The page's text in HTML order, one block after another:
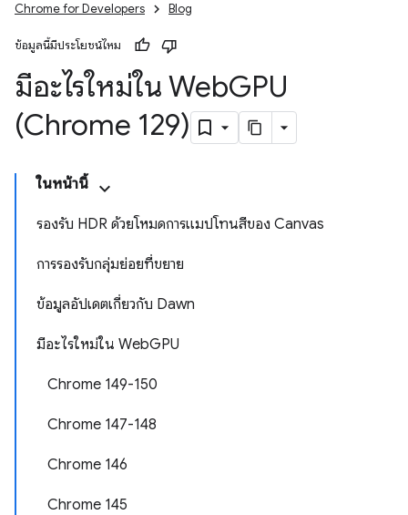
Chrome for Developers Blog
ข้อมูลนี้มีประโยชน์ไหม
มีอะไรใหม่ใน WebGPU
(Chrome 129)
ในหน้านี้
รองรับ HDR ด้วยโหมดการแมปโทนสีของ Canvas
การรองรับกลุ่มย่อยที่ขยาย
ข้อมูลอัปเดตเกี่ยวกับ Dawn
มีอะไรใหม่ใน WebGPU
Chrome 149-150
Chrome 147-148
Chrome 146
Chrome 145